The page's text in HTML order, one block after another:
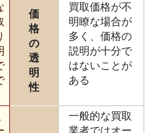
価
格
の
透
明
性
買取価格が不
明瞭な場合が
多く、価格の
説明が十分で
はないことが
ある
一般的な買取
業者ではオー